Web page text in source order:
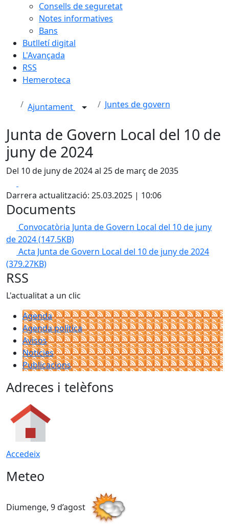
Consells de seguretat
Notes informatives
Bans
Butlletí digital
L'Avançada
RSS
Hemeroteca
Ajuntament Juntes de govern
Junta de Govern Local del 10 de
juny de 2024
Del 10 de juny de 2024 al 25 de març de 2035
Darrera actualització: 25.03.2025 | 10:06
Documents
Convocatòria Junta de Govern Local del 10 de juny
de 2024(147.5KB)
Acta Junta de Govern Local del 10 de juny de 2024
(379.27KB)
RSS
L'actualitat a un clic
Agenda
Agenda política
Avisos
Notícies
Publicacions
Adreces i telèfons
Accedeix
Meteo
Diumenge, 9 d’agost